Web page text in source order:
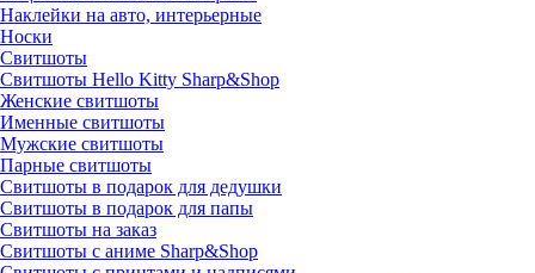
Наклейки на авто, интерьерные
Носки
Свитшоты
Cвитшоты Hello Kitty Sharp&Shop
Женские свитшоты
Именные свитшоты
Мужские свитшоты
Парные свитшоты
Свитшоты в подарок для дедушки
Свитшоты в подарок для папы
Свитшоты на заказ
Свитшоты с аниме Sharp&Shop